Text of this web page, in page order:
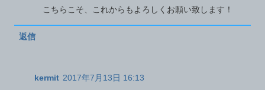
こちらこそ、これからもよろしくお願い致します！
返信
kermit 2017年7月13日 16:13